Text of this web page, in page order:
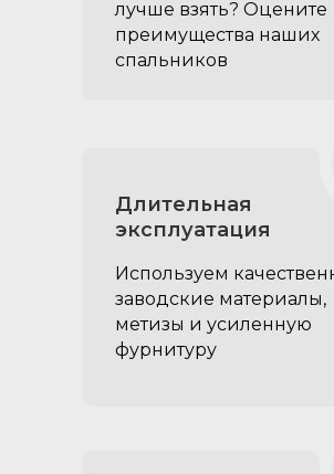
лучше взять? Оцените
преимущества наших
спальников
Длительная
эксплуатация
Используем
заводские материалы,
метизы и усиленную
фурнитуру